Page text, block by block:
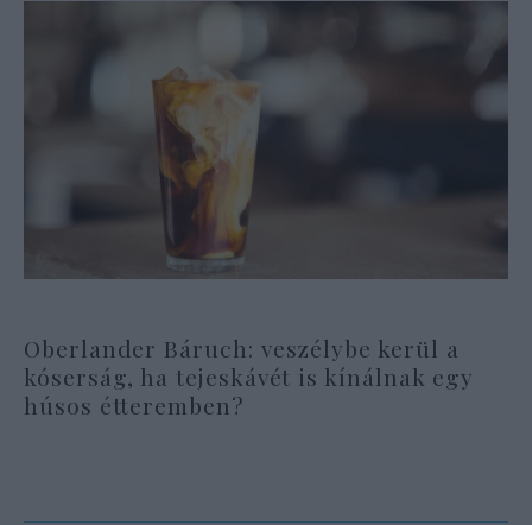
Oberlander Báruch: veszélybe kerül a
kóserság, ha tejeskávét is kínálnak egy
húsos étteremben?